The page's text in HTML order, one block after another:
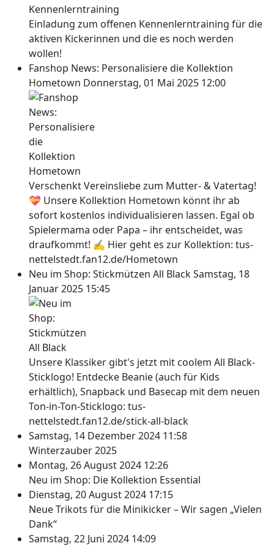
Einladung zum offenen Kennenlerntraining für die
aktiven Kickerinnen und die es noch werden
wollen!
Fanshop News: Personalisiere die Kollektion
Hometown Donnerstag, 01 Mai 2025 12:00
Verschenkt Vereinsliebe zum Mutter- & Vatertag!
💝 Unsere Kollektion Hometown könnt ihr ab
sofort kostenlos individualisieren lassen. Egal ob
Spielermama oder Papa – ihr entscheidet, was
draufkommt! ✍ Hier geht es zur Kollektion: tus-
nettelstedt.fan12.de/Hometown
Neu im Shop: Stickmützen All BlackSamstag, 18
Januar 2025 15:45
Unsere Klassiker gibt's jetzt mit coolem All Black-
Sticklogo! Entdecke Beanie (auch für Kids
erhältlich), Snapback und Basecap mit dem neuen
Ton-in-Ton-Sticklogo: tus-
nettelstedt.fan12.de/stick-all-black
Samstag, 14 Dezember 2024 11:58
Winterzauber 2025
Montag, 26 August 2024 12:26
Neu im Shop: Die Kollektion Essential
Dienstag, 20 August 2024 17:15
Neue Trikots für die Minikicker – Wir sagen „Vielen
Dank“
Samstag, 22 Juni 2024 14:09